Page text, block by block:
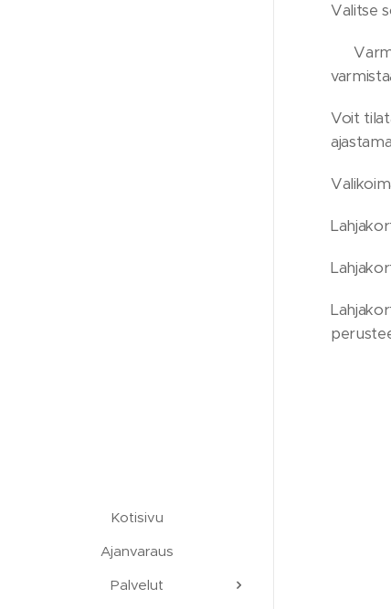
Kotisivu
Ajanvaraus
Palvelut
Valitse
👉
Voit